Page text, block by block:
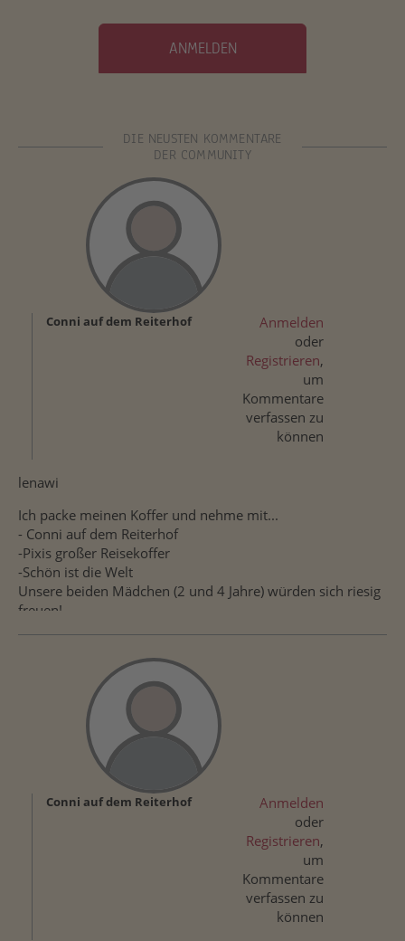
ANMELDEN
DIE NEUSTEN KOMMENTARE
DER COMMUNITY
lenawi
Conni auf dem Reiterhof
Anmelden
oder
Registrieren,
um
Kommentare
verfassen zu
können
Ich packe meinen Koffer und nehme mit...
- Conni auf dem Reiterhof
-Pixis großer Reisekoffer
-Schön ist die Welt
Unsere beiden Mädchen (2 und 4 Jahre) würden sich riesig
freuen!
Conni auf dem Reiterhof
Anmelden
oder
Registrieren,
um
Kommentare
verfassen zu
können